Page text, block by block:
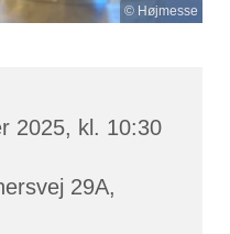
© Højmesse
2025, kl. 10:30
29A,